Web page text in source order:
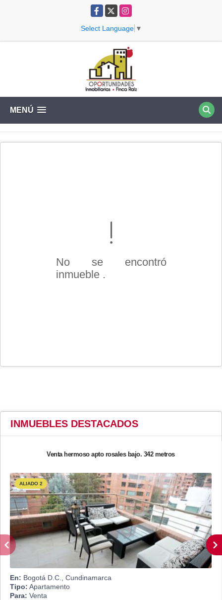
Facebook
X Instagram
Select Language ▼
MENÚ
No se encontró
inmueble .
INMUEBLES DESTACADOS
Venta hermoso apto rosales bajo. 342 metros
ALIADO 2
En: Bogotá D.C., Cundinamarca
Tipo: Apartamento
Para: Venta